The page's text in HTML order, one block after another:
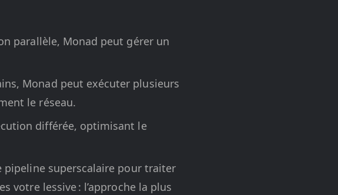
parallèle, Monad peut gérer un
Monad peut exécuter plusieurs
le réseau.
différée, optimisant le
superscalaire pour traiter
votre lessive : l’approche la plus